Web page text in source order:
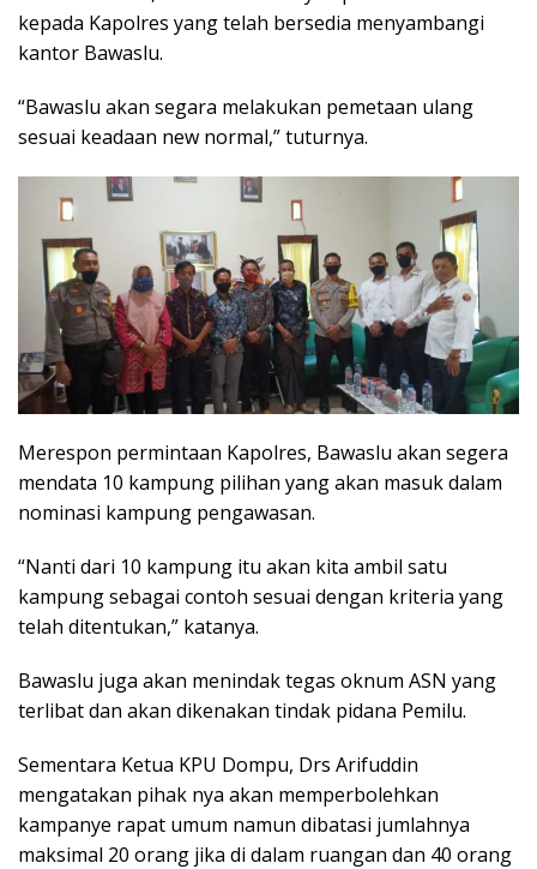
kepada Kapolres yang telah bersedia menyambangi
kantor Bawaslu.
“Bawaslu akan segara melakukan pemetaan ulang
sesuai keadaan new normal,” tuturnya.
Merespon permintaan Kapolres, Bawaslu akan segera
mendata 10 kampung pilihan yang akan masuk dalam
nominasi kampung pengawasan.
“Nanti dari 10 kampung itu akan kita ambil satu
kampung sebagai contoh sesuai dengan kriteria yang
telah ditentukan,” katanya.
Bawaslu juga akan menindak tegas oknum ASN yang
terlibat dan akan dikenakan tindak pidana Pemilu.
Sementara Ketua KPU Dompu, Drs Arifuddin
mengatakan pihak nya akan memperbolehkan
kampanye rapat umum namun dibatasi jumlahnya
maksimal 20 orang jika di dalam ruangan dan 40 orang